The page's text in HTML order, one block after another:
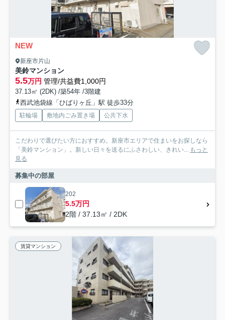
NEW
新座市片山
美鈴マンション
5.5万円 管理/共益費1,000円
37.13㎡ (2DK) /築54年 /3階建
西武池袋線「ひばりヶ丘」駅 徒歩33分
駐輪場 敷地内ごみ置き場 公共下水
こだわりで選びたい方におすすめ。新座市エリアで住まいをお探しなら
「美鈴マンション」。新しい日々を送るにふさわしい、きれい...
もっと
見る
募集中の部屋
202
5.5万円
2階 / 37.13㎡ / 2DK
賃貸マンション